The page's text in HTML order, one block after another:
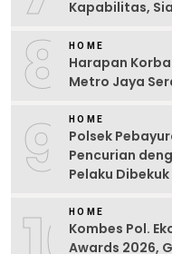
Kapabilitas,
8 HOME
Harapan
Metro Jaya
9 HOME
Polsek
Pencurian
Pelaku
HOME
Kombes Pol.
Awards 2026,